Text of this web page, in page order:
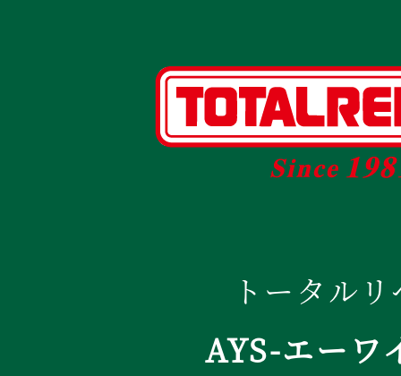
トータル
AYS-エーワ